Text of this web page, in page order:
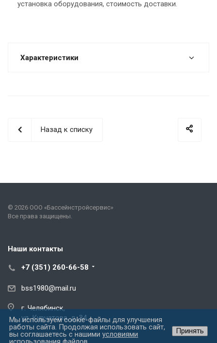
установка оборудования, стоимость доставки.
Характеристики
Назад к списку
© 2026 ООО «Бассейнстройсервис»
Все права защищены.
Наши контакты
+7 (351) 260-66-58
bss1980@mail.ru
г. Челябинск,
ул. Курчатова, д. 34
Мы используем cookie-файлы для улучшения
работы сайта. Продолжая использовать сайт,
вы соглашаетесь с нашимиусловиями
Принять